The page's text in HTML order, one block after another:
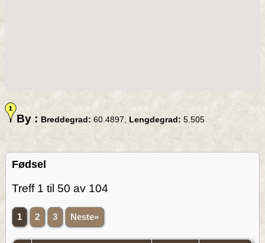
By :Breddegrad: 60.4897, Lengdegrad: 5.505
Fødsel
Treff 1 til 50 av 104
1 2 3 Neste»